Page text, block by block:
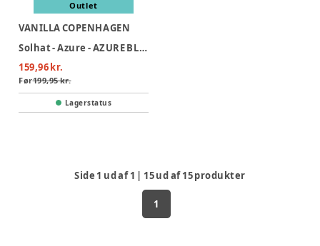
Outlet
VANILLA COPENHAGEN
Solhat - Azure - AZURE BLUE
159,96 kr.
Før199,95 kr.
Lagerstatus
Side 1 ud af1 | 15ud af15produkter
1